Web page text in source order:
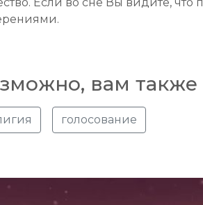
вам
голосование